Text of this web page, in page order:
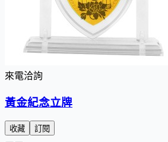
來電洽詢
黃金紀念立牌
收藏 訂閱